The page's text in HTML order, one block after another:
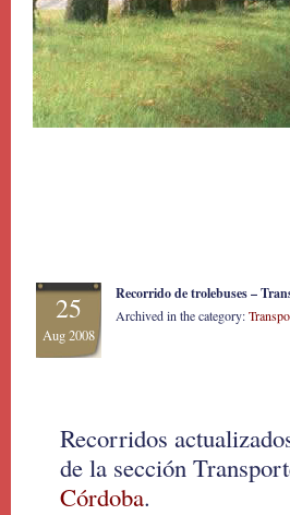
25
Aug 2008
Recorrido de trolebuses –
Archived in the category:
Recorridos
de la sección
Córdoba.